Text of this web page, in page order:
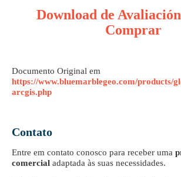
Download de Avaliación
Comprar
Documento Original em
https://www.bluemarblegeo.com/products/
arcgis.php
Contato
Entre em contato conosco para receber uma
comercial adaptada às suas necessidades.